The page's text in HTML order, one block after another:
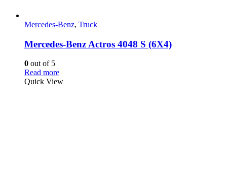
Mercedes-Benz, Truck
Mercedes-Benz Actros 4048 S (6X4)
0 out of 5
Read more
Quick View